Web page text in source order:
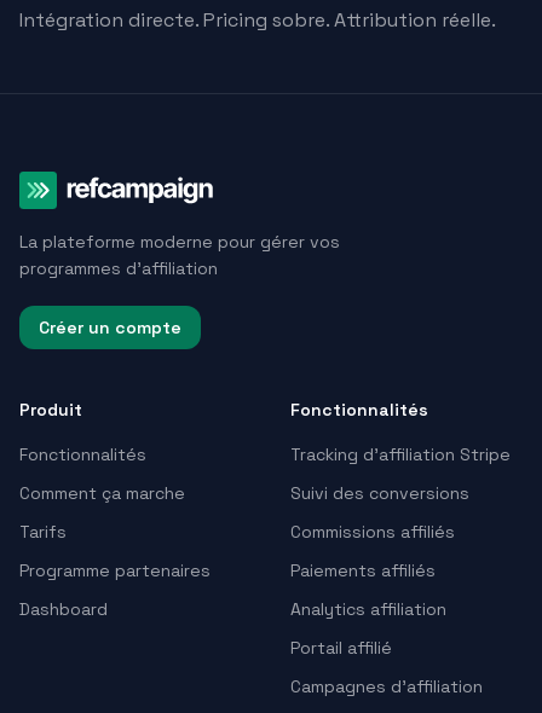
Intégration directe. Pricing sobre. Attribution réelle.
La plateforme moderne pour gérer vos
programmes d'affiliation
Créer un compte
Produit
Fonctionnalités
Comment ça marche
Tarifs
Programme partenaires
Dashboard
Fonctionnalités
Tracking d’affiliation Stripe
Suivi des conversions
Commissions affiliés
Paiements affiliés
Analytics affiliation
Portail affilié
Campagnes d’affiliation